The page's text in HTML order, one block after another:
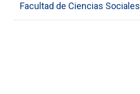
Facultad de Ciencias Sociales